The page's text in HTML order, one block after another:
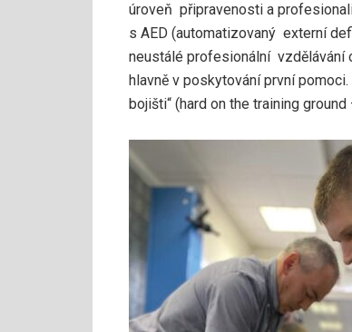
úroveň připravenosti a
s AED (automatizovaný externí
neustálé profesionální vzdělávání
hlavně v poskytování první
bojišti“ (hard on the training